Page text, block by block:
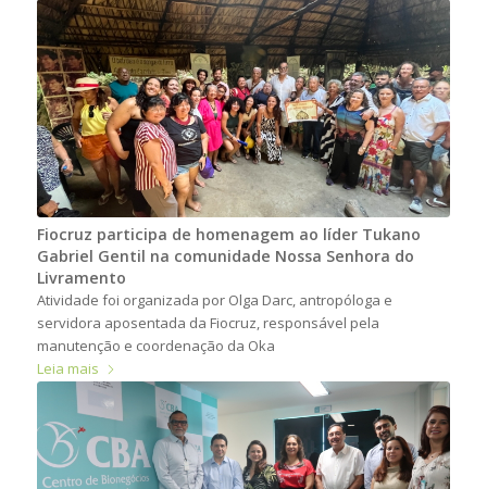
Fiocruz participa de homenagem ao líder Tukano
Gabriel Gentil na comunidade Nossa Senhora do
Livramento
Atividade foi organizada por Olga Darc, antropóloga e
servidora aposentada da Fiocruz, responsável pela
manutenção e coordenação da Oka
Leia mais